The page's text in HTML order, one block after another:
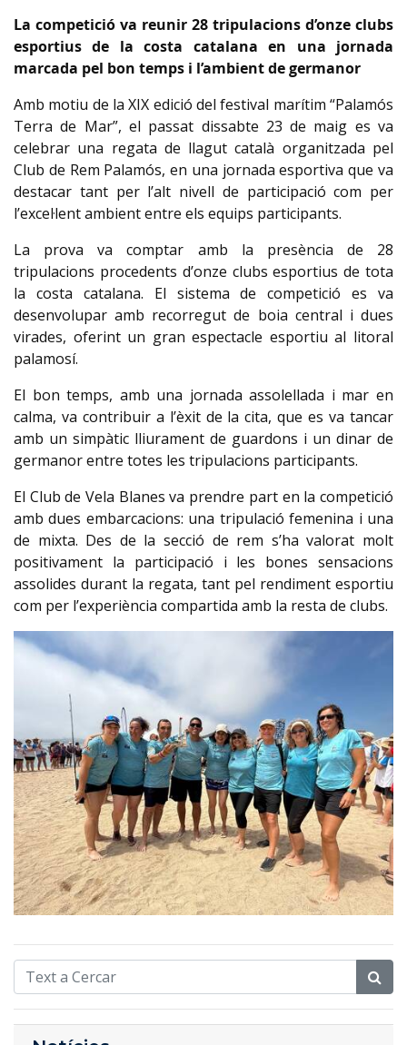
La competició va reunir 28 tripulacions d’onze clubs
esportius de la costa catalana en una jornada
marcada pel bon temps i l’ambient de germanor
Amb motiu de la XIX edició del festival marítim “Palamós
Terra de Mar”, el passat dissabte 23 de maig es va
celebrar una regata de llagut català organitzada pel
Club de Rem Palamós, en una jornada esportiva que va
destacar tant per l’alt nivell de participació com per
l’excel·lent ambient entre els equips participants.
La prova va comptar amb la presència de 28
tripulacions procedents d’onze clubs esportius de tota
la costa catalana. El sistema de competició es va
desenvolupar amb recorregut de boia central i dues
virades, oferint un gran espectacle esportiu al litoral
palamosí.
El bon temps, amb una jornada assolellada i mar en
calma, va contribuir a l’èxit de la cita, que es va tancar
amb un simpàtic lliurament de guardons i un dinar de
germanor entre totes les tripulacions participants.
El Club de Vela Blanes va prendre part en la competició
amb dues embarcacions: una tripulació femenina i una
de mixta. Des de la secció de rem s’ha valorat molt
positivament la participació i les bones sensacions
assolides durant la regata, tant pel rendiment esportiu
com per l’experiència compartida amb la resta de clubs.